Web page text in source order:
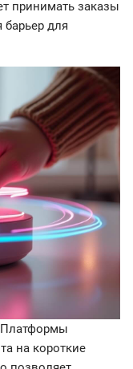
принимать заказы
для
Платформы
на короткие